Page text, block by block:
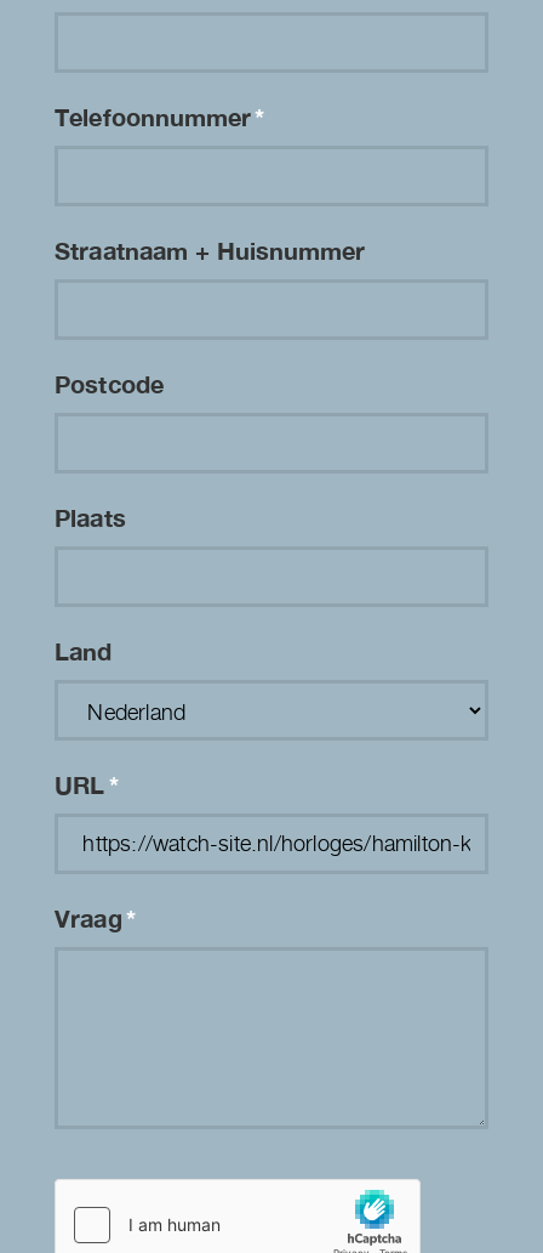
Telefoonnummer*
Straatnaam + Huisnummer
Postcode
Plaats
Land
URL*
Vraag*